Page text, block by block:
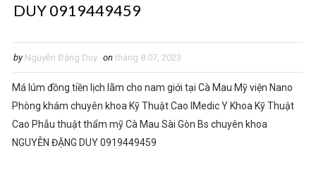
DUY 0919449459
by Nguyễn Đặng Duy on tháng 8 07, 2023
Má lúm đồng tiền lịch lãm cho nam giới tại Cà Mau Mỹ viện Nano
Phòng khám chuyên khoa Kỹ Thuật Cao IMedic Y Khoa Kỹ Thuật
Cao Phẫu thuật thẩm mỹ Cà Mau Sài Gòn Bs chuyên khoa
NGUYỄN ĐẶNG DUY 0919449459